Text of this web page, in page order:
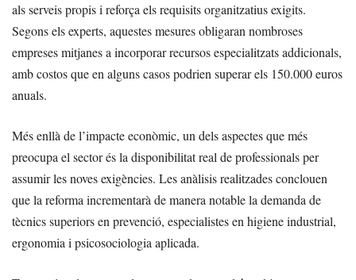
als serveis propis i reforça els requisits organitzatius exigits.
Segons els experts, aquestes mesures obligaran nombroses
empreses mitjanes a incorporar recursos especialitzats addicionals,
amb costos que en alguns casos podrien superar els 150.000 euros
anuals.
Més enllà de l’impacte econòmic, un dels aspectes que més
preocupa el sector és la disponibilitat real de professionals per
assumir les noves exigències. Les anàlisis realitzades conclouen
que la reforma incrementarà de manera notable la demanda de
tècnics superiors en prevenció, especialistes en higiene industrial,
ergonomia i psicosociologia aplicada.